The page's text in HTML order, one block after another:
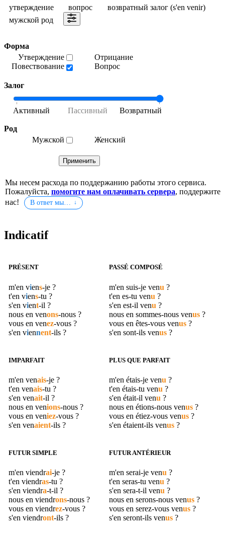
утверждение вопрос
возвратный залог (s'en venir)
мужской род
Форма
Утверждение
Повествование
Отрицание
Вопрос
Залог
Род
Мужской
Женский
Мы несем расхода по поддержанию работы этого сервиса.
Пожалуйста, помогите нам оплачивать сервера, поддержите
нас!
В ответ мы…
Indicatif
PRÉSENT
m'en viens-je ?
t'en viens-tu ?
s'en vient-il ?
nous en venons-nous ?
vous en venez-vous ?
s'en viennent-ils ?
PASSÉ COMPOSÉ
m'en suis-je venu ?
t'en es-tu venu ?
s'en est-il venu ?
nous en sommes-nous venus ?
vous en êtes-vous venus ?
s'en sont-ils venus ?
IMPARFAIT
m'en venais-je ?
t'en venais-tu ?
s'en venait-il ?
nous en venions-nous ?
vous en veniez-vous ?
s'en venaient-ils ?
PLUS QUE PARFAIT
m'en étais-je venu ?
t'en étais-tu venu ?
s'en était-il venu ?
nous en étions-nous venus ?
vous en étiez-vous venus ?
s'en étaient-ils venus ?
FUTUR SIMPLE
m'en viendrai-je ?
t'en viendras-tu ?
s'en viendra-t-il ?
nous en viendrons-nous ?
vous en viendrez-vous ?
s'en viendront-ils ?
FUTUR ANTÉRIEUR
m'en serai-je venu ?
t'en seras-tu venu ?
s'en sera-t-il venu ?
nous en serons-nous venus ?
vous en serez-vous venus ?
s'en seront-ils venus ?